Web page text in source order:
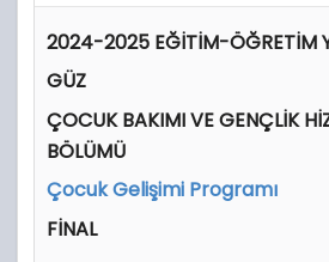
2024-2025 EĞİTİM-ÖĞRETİM
GÜZ
ÇOCUK BAKIMI VE GENÇLİK
BÖLÜMÜ
Çocuk Gelişimi Programı
FİNAL